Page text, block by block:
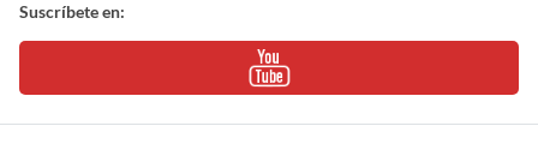
Suscríbete en: